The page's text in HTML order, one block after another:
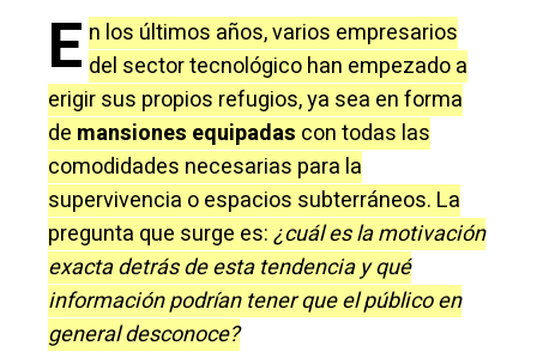
E n los últimos años, varios empresarios
del sector tecnológico han empezado a
erigir sus propios refugios, ya sea en forma
de mansiones equipadas con todas las
comodidades necesarias para la
supervivencia o espacios subterráneos. La
pregunta que surge es:¿cuál es la motivación
exacta detrás de esta tendencia y qué
información podrían tener que el público en
general desconoce?